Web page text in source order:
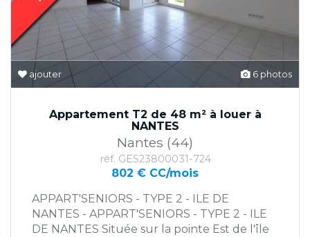
6 photos
ajouter
Appartement T2 de 48 m² à louer à
NANTES
Nantes (44)
réf. GES23800031-724
802 € CC/mois
APPART'SENIORS - TYPE 2 - ILE DE
NANTES - APPART'SENIORS - TYPE 2 - ILE
DE NANTES Située sur la pointe Est de l'île